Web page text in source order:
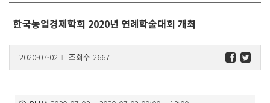
한국농업경제학회 2020년 연례학술대회 개최
2020-07-02 l 조회수 2667